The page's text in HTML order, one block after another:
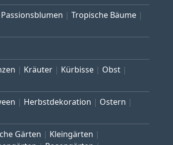
Passionsblumen
Tropische Bäume
Kräuter Kürbisse
Obst
Herbstdekoration
Ostern
Gärten
Kleingärten